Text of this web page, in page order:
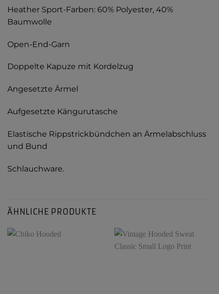
Heather Sport-Farben: 60% Polyester, 40%
Baumwolle
Open-End-Garn
Doppelte Kapuze mit Kordelzug
Angesetzte Ärmel
Aufgesetzte Kängurutasche
Elastische Rippstrickbündchen an Ärmelabschluss
und Bund
Schlauchware.
ÄHNLICHE PRODUKTE